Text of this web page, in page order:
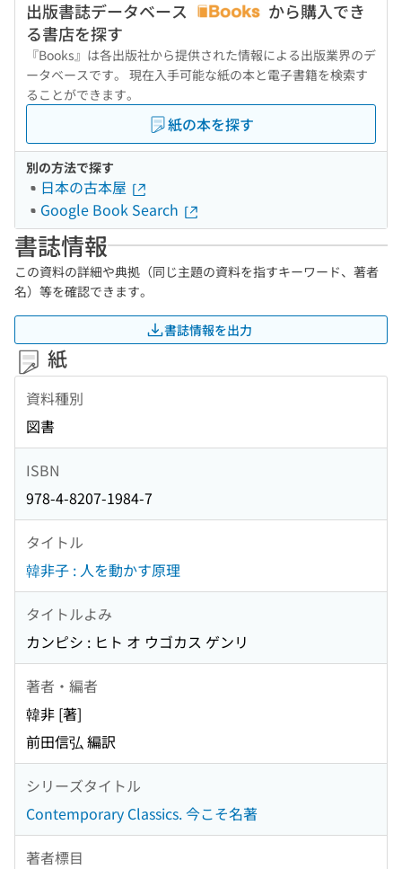
出版書誌データベース
から購入でき
る書店を探す
『Books』は各出版社から提供された情報による出版業界のデ
ータベースです。 現在入手可能な紙の本と電子書籍を検索す
ることができます。
紙の本を探す
別の方法で探す
日本の古本屋
Google Book Search
書誌情報
この資料の詳細や典拠（同じ主題の資料を指すキーワード、著者
名）等を確認できます。
書誌情報を出力
紙
資料種別
図書
ISBN
978-4-8207-1984-7
タイトル
韓非子 : 人を動かす原理
タイトルよみ
カンピシ : ヒト オ ウゴカス ゲンリ
著者・編者
韓非 [著]
前田信弘 編訳
シリーズタイトル
Contemporary Classics. 今こそ名著
著者標目